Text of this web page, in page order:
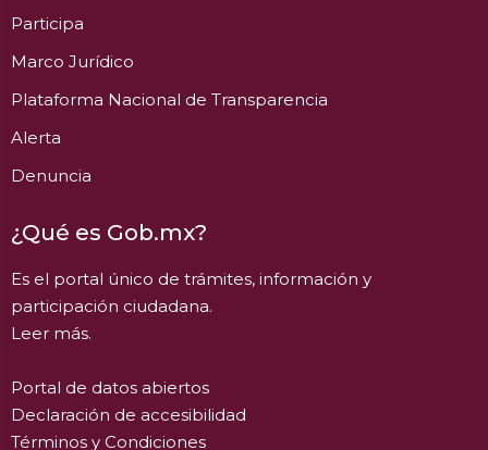
Participa
Marco Jurídico
Plataforma Nacional de Transparencia
Alerta
Denuncia
¿Qué es Gob.mx?
Es el portal único de trámites, información y
participación ciudadana.
Leer más.
Portal de datos abiertos
Declaración de accesibilidad
Términos y Condiciones